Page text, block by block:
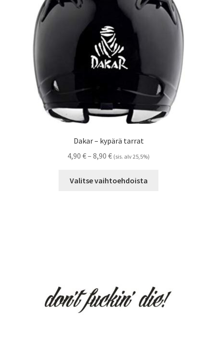
tuotteen
sivulla.
Dakar – kypärä tarrat
4,90 €– 8,90 €Hintaluokka:
-
(sis. alv 25,5%)
Valitse vaihtoehdoista